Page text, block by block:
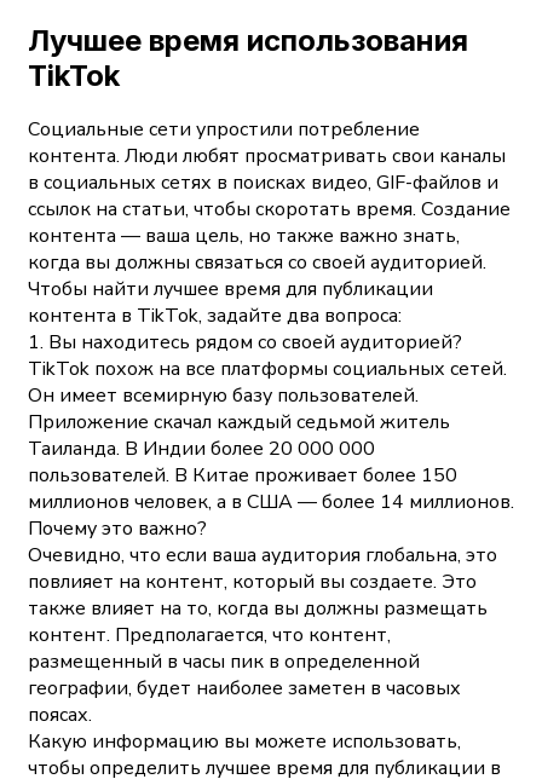
Лучшее время использования
TikTok
Социальные сети упростили потребление
контента. Люди любят просматривать свои каналы
в социальных сетях в поисках видео, GIF-файлов и
ссылок на статьи, чтобы скоротать время. Создание
контента — ваша цель, но также важно знать,
когда вы должны связаться со своей аудиторией.
Чтобы найти лучшее время для публикации
контента в TikTok, задайте два вопроса:
1. Вы находитесь рядом со своей аудиторией?
TikTok похож на все платформы социальных сетей.
Он имеет всемирную базу пользователей.
Приложение скачал каждый седьмой житель
Таиланда. В Индии более 20 000 000
пользователей. В Китае проживает более 150
миллионов человек, а в США — более 14 миллионов.
Почему это важно?
Очевидно, что если ваша аудитория глобальна, это
повлияет на контент, который вы создаете. Это
также влияет на то, когда вы должны размещать
контент. Предполагается, что контент,
размещенный в часы пик в определенной
географии, будет наиболее заметен в часовых
поясах.
Какую информацию вы можете использовать,
чтобы определить лучшее время для публикации в